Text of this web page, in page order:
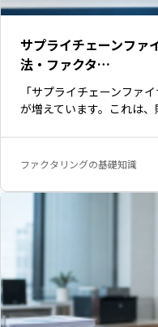
サプライチェーンファ
法・ファクタ…
「サプライチェーンファ
が増えています。これは
ファクタリングの基礎知識